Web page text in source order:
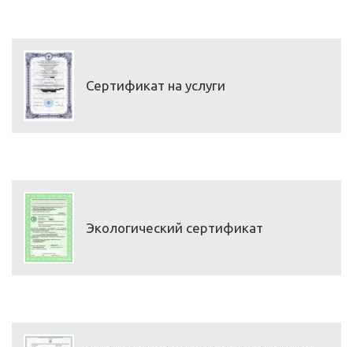
Сертификат на услуги
Экологический сертификат